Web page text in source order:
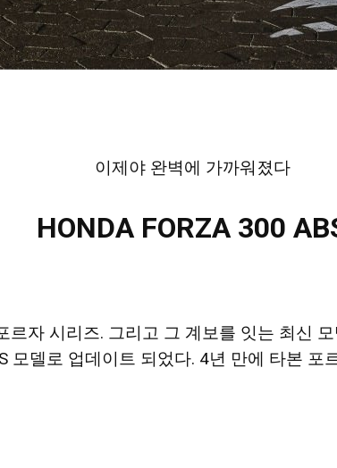
이제야 완벽에 가까워졌다
HONDA FORZA 300
르자 시리즈. 그리고 그 계보를 잇는 최신
모델로 업데이트 되었다. 4년 만에 타본 포